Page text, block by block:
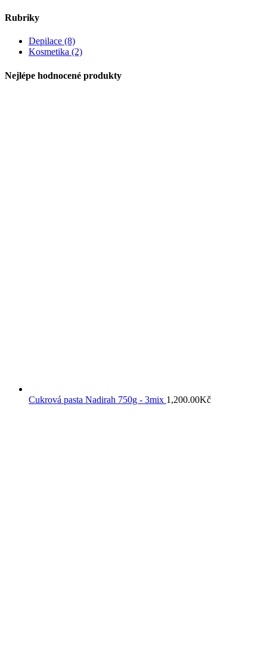
Rubriky
Depilace (8)
Kosmetika (2)
Nejlépe hodnocené produkty
Cukrová pasta Nadirah 750g - 3mix 1,200.00Kč